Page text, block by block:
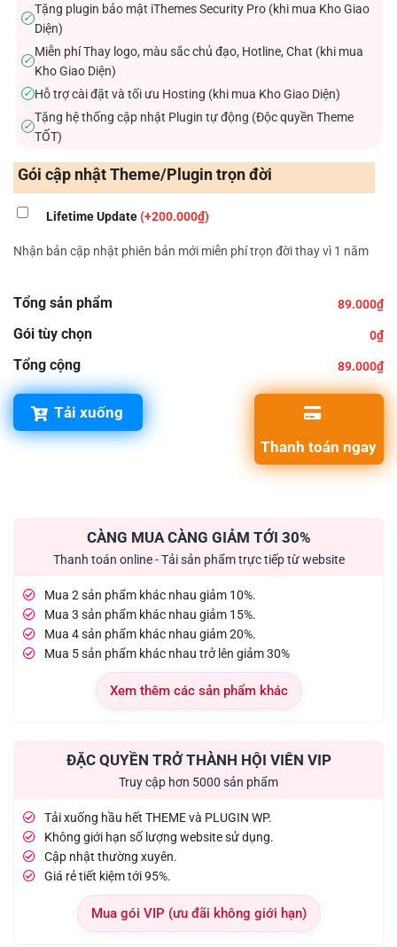
✓
Tặng plugin bảo mật iThemes Security Pro (khi mua Kho Giao
Diện)
✓
Miễn phí Thay logo, màu sắc chủ đạo, Hotline, Chat (khi mua
Kho Giao Diện)
✓Hỗ trợ cài đặt và tối ưu Hosting (khi mua Kho Giao Diện)
✓
Tặng hệ thống cập nhật Plugin tự động (Độc quyền Theme
TỐT)
Gói cập nhật Theme/Plugin trọn đời
Lifetime Update(+200.000₫)
Nhận bản cập nhật phiên bản mới miễn phí trọn đời thay vì 1 năm
Tổng sản phẩm 89.000₫
Gói tùy chọn 0₫
Tổng cộng 89.000₫
Tải xuống
Thanh toán ngay
CÀNG MUA CÀNG GIẢM TỚI 30%
Thanh toán online - Tải sản phẩm trực tiếp từ website
Mua 2 sản phẩm khác nhau giảm 10%.
Mua 3 sản phẩm khác nhau giảm 15%.
Mua 4 sản phẩm khác nhau giảm 20%.
Mua 5 sản phẩm khác nhau trở lên giảm 30%
Xem thêm các sản phẩm khác
ĐẶC QUYỀN TRỞ THÀNH HỘI VIÊN VIP
Truy cập hơn 5000 sản phẩm
Tải xuống hầu hết THEME và PLUGIN WP.
Không giới hạn số lượng website sử dụng.
Cập nhật thường xuyên.
Giá rẻ tiết kiệm tới 95%.
Mua gói VIP (ưu đãi không giới hạn)